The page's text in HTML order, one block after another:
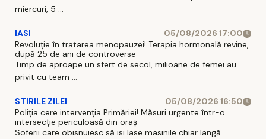
miercuri, 5 ...
IASI
05/08/2026 17:00
Revoluție în tratarea menopauzei! Terapia hormonală revine,
după 25 de ani de controverse
Timp de aproape un sfert de secol, milioane de femei au
privit cu team ...
STIRILE ZILEI
05/08/2026 16:50
Poliția cere intervenția Primăriei! Măsuri urgente într-o
intersecție periculoasă din oraș
Soferii care obisnuiesc să isi lase masinile chiar langă